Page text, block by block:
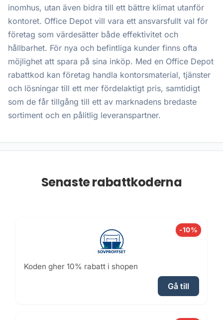
inomhus, utan även bidra till ett bättre klimat utanför
kontoret. Office Depot vill vara ett ansvarsfullt val för
företag som värdesätter både effektivitet och
hållbarhet. För nya och befintliga kunder finns ofta
möjlighet att spara på sina inköp. Med en Office Depot
rabattkod kan företag handla kontorsmaterial, tjänster
och lösningar till ett mer fördelaktigt pris, samtidigt
som de får tillgång till ett av marknadens bredaste
sortiment och en pålitlig leveranspartner.
Senaste rabattkoderna
-10%
Koden gher 10% rabatt i shopen
Gå till